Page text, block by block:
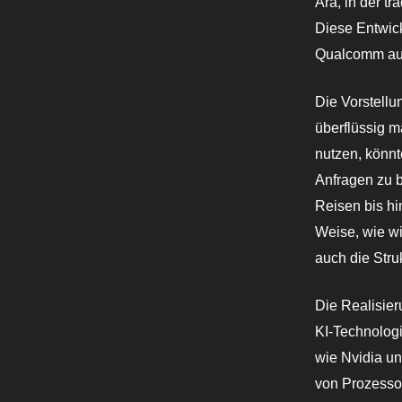
Diese
Qualcomm
Die
überflüssig
nutzen,
Anfragen zu
Reisen bis
Weise, wie
auch die
Die
KI-
wie Nvidia
von